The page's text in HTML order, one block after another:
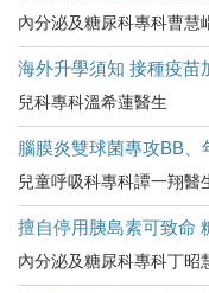
內分泌及糖尿科專科曹慧
海外升學須知 接種疫苗
兒科專科溫希蓮醫生
腦膜炎雙球菌專攻BB
兒童呼吸科專科譚一翔醫
擅自停用胰島素可致命
內分泌及糖尿科專科丁昭